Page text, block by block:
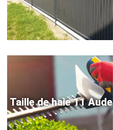
Taille de haie 11 Aude